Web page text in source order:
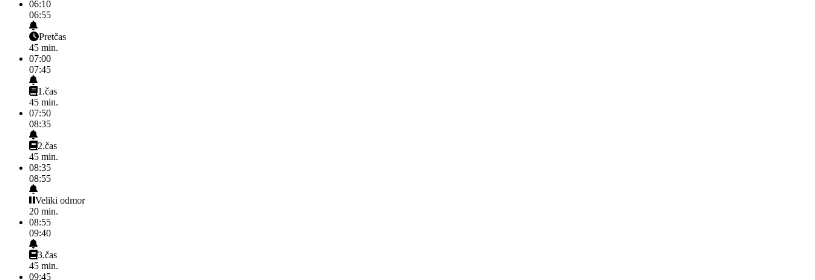
06:10
06:55
Pretčas
45 min.
07:00
07:45
1.čas
45 min.
07:50
08:35
2.čas
45 min.
08:35
08:55
Veliki odmor
20 min.
08:55
09:40
3.čas
45 min.
09:45